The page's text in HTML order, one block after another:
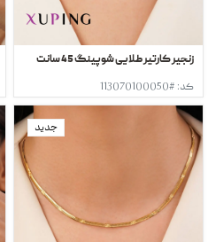
زنجیر کارتیر طلایی شوپینگ 45 سانت
کد: #113070100050
جدید